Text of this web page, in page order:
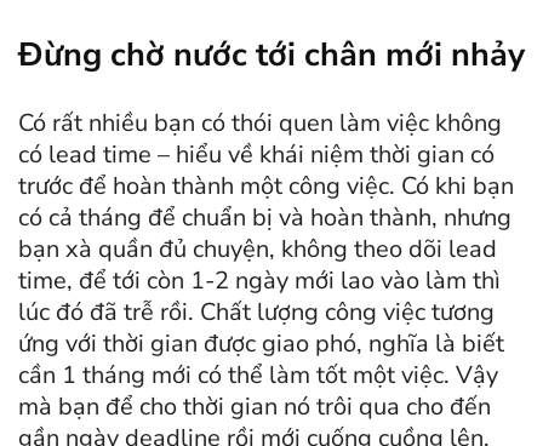
Đừng chờ nước tới chân mới nhảy
Có rất nhiều bạn có thói quen làm việc không
có lead time – hiểu về khái niệm thời gian có
trước để hoàn thành một công việc. Có khi bạn
có cả tháng để chuẩn bị và hoàn thành, nhưng
bạn xà quần đủ chuyện, không theo dõi lead
time, để tới còn 1-2 ngày mới lao vào làm thì
lúc đó đã trễ rồi. Chất lượng công việc tương
ứng với thời gian được giao phó, nghĩa là biết
cần 1 tháng mới có thể làm tốt một việc. Vậy
mà bạn để cho thời gian nó trôi qua cho đến
gần ngày deadline rồi mới cuống cuồng lên.